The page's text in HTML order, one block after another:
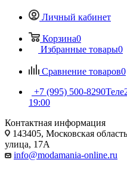
Личный кабинет
Корзина0
Избранные товары0
Сравнение товаров0
+7 (995) 500-8290
19:00
Контактная информация
143405, Московская
улица, 17А
info@modamania-online.ru